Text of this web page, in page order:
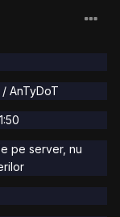
AnTyDoT
pe server, nu